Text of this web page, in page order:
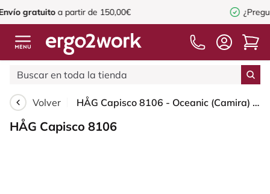
150,00€ ¿Preguntas o consejos?
Volver HÅG Capisco 8106 - Oceanic (Camira) - Poliéster reciclado - OCI014 - Light beige - Black - 265 mm (seat height 53-79cm) - Soft castors for hard floors
HÅG Capisco 8106